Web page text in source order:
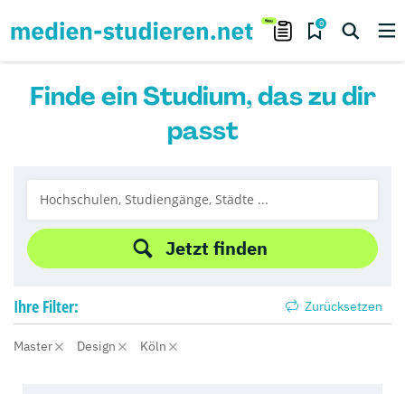
0
Finde ein Studium, das zu dir
passt
Jetzt finden
Ihre Filter: Zurücksetzen
Master Design Köln